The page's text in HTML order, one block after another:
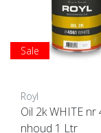
Sale
Royl
Oil 2k WHITE nr
nhoud 1 Ltr